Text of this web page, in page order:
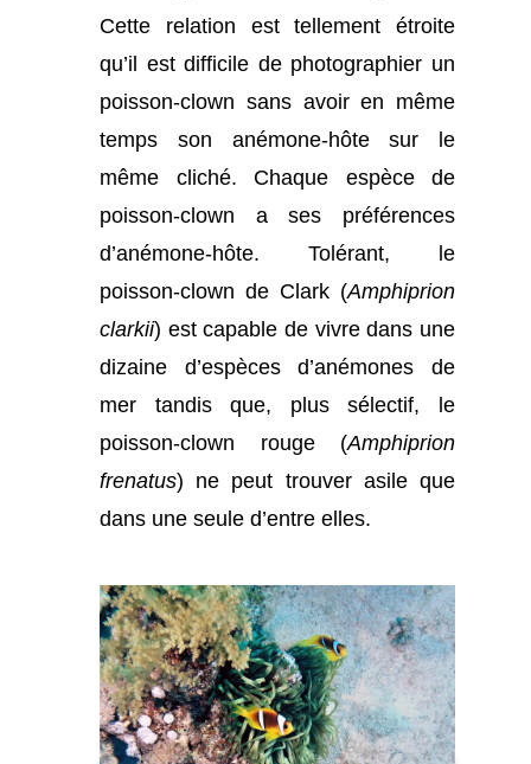
Cette relation est tellement étroite
qu’il est difficile de photographier un
poisson-clown sans avoir en même
temps son anémone-hôte sur le
même cliché. Chaque espèce de
poisson-clown a ses préférences
d’anémone-hôte. Tolérant, le
poisson-clown de Clark (Amphiprion
clarkii) est capable de vivre dans une
dizaine d’espèces d’anémones de
mer tandis que, plus sélectif, le
poisson-clown rouge (Amphiprion
frenatus) ne peut trouver asile que
dans une seule d’entre elles.